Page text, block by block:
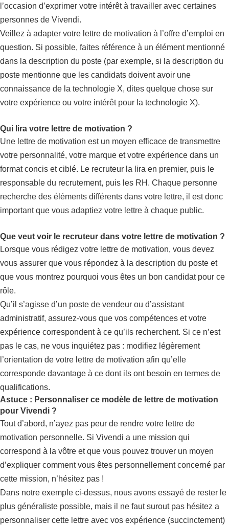
l’occasion d’exprimer votre intérêt à travailler avec certaines
personnes de Vivendi.
Veillez à adapter votre lettre de motivation à l’offre d’emploi en
question. Si possible, faites référence à un élément mentionné
dans la description du poste (par exemple, si la description du
poste mentionne que les candidats doivent avoir une
connaissance de la technologie X, dites quelque chose sur
votre expérience ou votre intérêt pour la technologie X).
Qui lira votre lettre de motivation ?
Une lettre de motivation est un moyen efficace de transmettre
votre personnalité, votre marque et votre expérience dans un
format concis et ciblé. Le recruteur la lira en premier, puis le
responsable du recrutement, puis les RH. Chaque personne
recherche des éléments différents dans votre lettre, il est donc
important que vous adaptiez votre lettre à chaque public.
Que veut voir le recruteur dans votre lettre de motivation ?
Lorsque vous rédigez votre lettre de motivation, vous devez
vous assurer que vous répondez à la description du poste et
que vous montrez pourquoi vous êtes un bon candidat pour ce
rôle.
Qu’il s’agisse d’un poste de vendeur ou d’assistant
administratif, assurez-vous que vos compétences et votre
expérience correspondent à ce qu’ils recherchent. Si ce n’est
pas le cas, ne vous inquiétez pas : modifiez légèrement
l’orientation de votre lettre de motivation afin qu’elle
corresponde davantage à ce dont ils ont besoin en termes de
qualifications.
Astuce : Personnaliser ce modèle de lettre de motivation
pour Vivendi ?
Tout d’abord, n’ayez pas peur de rendre votre lettre de
motivation personnelle. Si Vivendi a une mission qui
correspond à la vôtre et que vous pouvez trouver un moyen
d’expliquer comment vous êtes personnellement concerné par
cette mission, n’hésitez pas !
Dans notre exemple ci-dessus, nous avons essayé de rester le
plus généraliste possible, mais il ne faut surout pas hésitez a
personnaliser cette lettre avec vos expérience (succinctement)